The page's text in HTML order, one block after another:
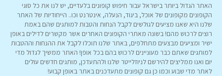
האתר הגדול ביותר בישראל עבור חיפוש קופונים בלעדיים, יש לנו את כל סוגי
הקופונים מקופונים של אוכל, ביגוד, הנעלה, אינטרנט וכו.. הייחודיות של האתר
שלנו היא שאנו מציעים לגולשים לקבל הנחות והטבות למותגים שהם באמת
רוצים לרכוש מהם! בשונה מאתרי הקופונים האחרים אשר מקשרים לדילים באופן
ישיר ומציעים מבצעים מתחלפים, באתר שלנו תוכלו לקבל את ההנחות וההטבות
למותגים שאתם כבר מעוניינים לרכוש בהם בכל אופן! האתר ממשיך לגדול מדי
יום ואנו ממליצים להירשם לניוזלייטר שלנו ולהתעדכן, מותגים חדשים עולים
לאתר מדי שבוע וכמו כן גם קופונים מתעדכנים באתר באופן קבוע!